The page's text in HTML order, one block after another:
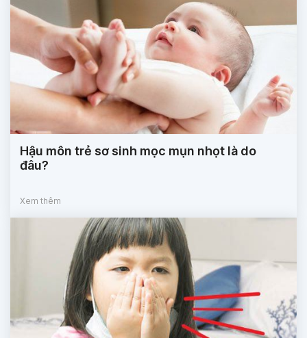
Hậu môn trẻ sơ sinh mọc mụn nhọt là do
đâu?
Xem thêm